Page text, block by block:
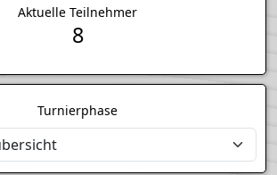
Aktuelle Teilnehmer
8
Turnierphase